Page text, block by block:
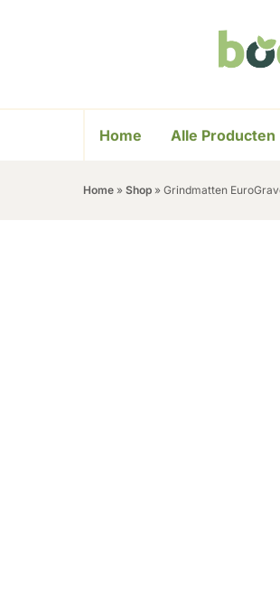
Home Alle Producten
Home » Shop » Grindmatten